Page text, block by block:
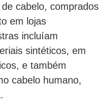
cabelo, comprados
em lojas
incluíam
sintéticos, em
e também
cabelo humano,